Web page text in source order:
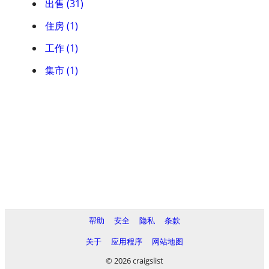
出售 (31)
住房 (1)
工作 (1)
集市 (1)
帮助 安全 隐私
条款
关于
应用程序
网站地图
© 2026 craigslist